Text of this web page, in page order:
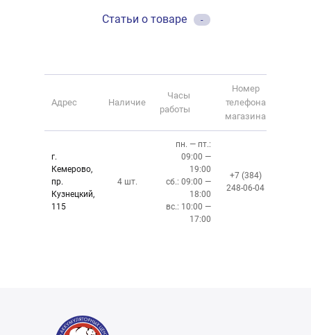
Статьи о товаре -
Адрес Наличие
Часы
работы
Номер
телефона
магазина
г.
Кемерово,
пр.
Кузнецкий,
115
4 шт.
пн. — пт.:
09:00 —
19:00
сб.: 09:00 —
18:00
вс.: 10:00 —
17:00
+7 (384)
248-06-04